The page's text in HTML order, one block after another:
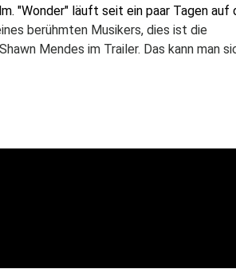
"Wonder" läuft seit ein paar Tagen auf
berühmten Musikers, dies ist die
Mendes im Trailer. Das kann man